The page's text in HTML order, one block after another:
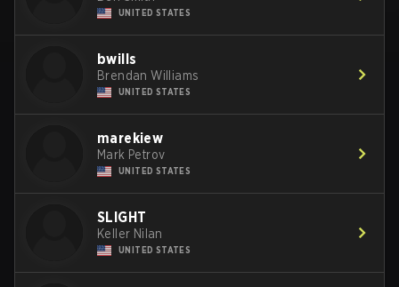
UNITED STATES
bwills
Brendan Williams
UNITED STATES
marekiew
Mark Petrov
UNITED STATES
SLIGHT
Keller Nilan
UNITED STATES